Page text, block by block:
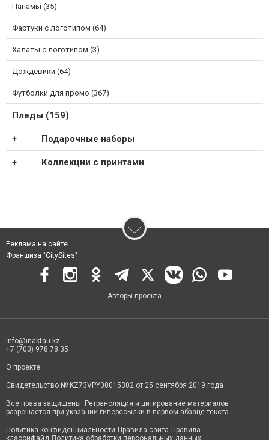
Панамы (35)
Фартуки с логотипом (64)
Халаты с логотипом (3)
Дождевики (64)
Футболки для промо (367)
Пледы (159)
Подарочные наборы
Коллекции с принтами
Реклама на сайте
Франшиза "CitySites"
Авторы проекта
info@inaktau.kz
+7 (700) 978 78 35
О проекте
Свидетельство № KZ73VPY00015302 от 25 сентября 2019 года
Все права защищены. Ретрансляция и цитирование материалов
разрешается при указании гиперссылки в первом абзаце текста
Политика конфиденциальности Правила сайта Правила